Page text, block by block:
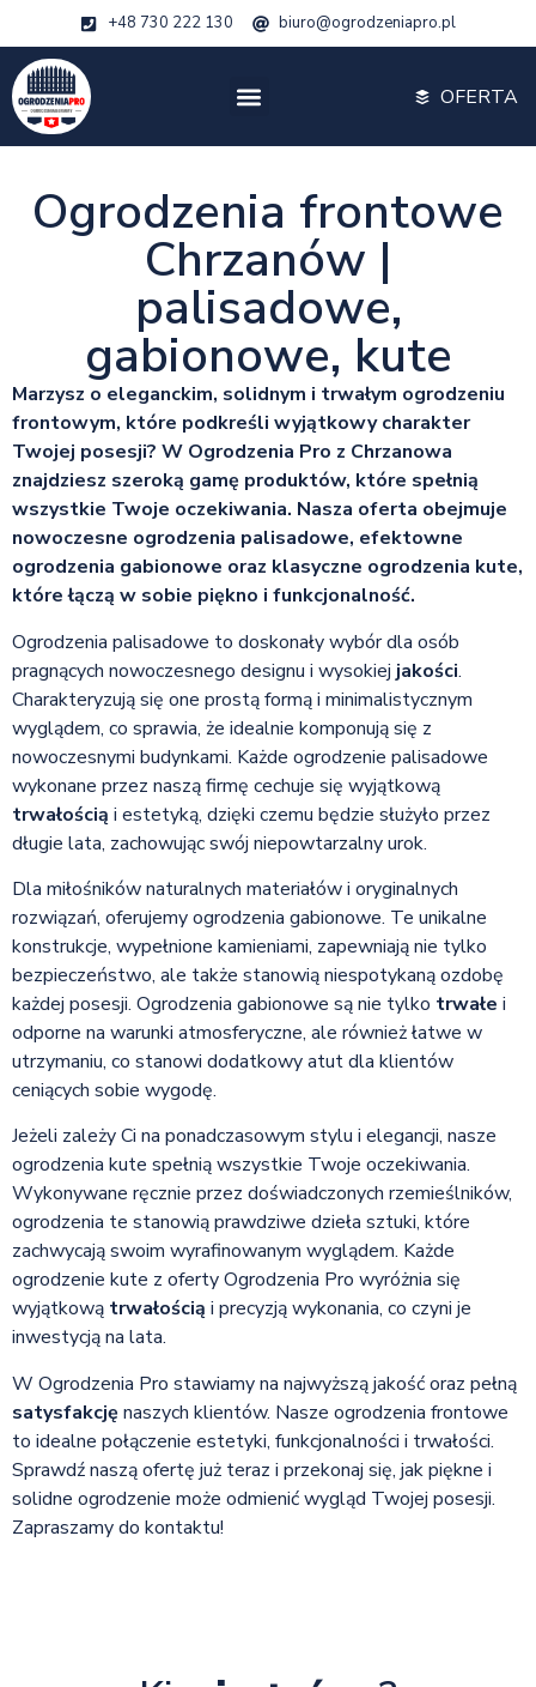
+48 730 222 130 biuro@ogrodzeniapro.pl
OFERTA
Ogrodzenia frontowe
Chrzanów |
palisadowe,
gabionowe, kute
Marzysz o eleganckim, solidnym i trwałym ogrodzeniu
frontowym, które podkreśli wyjątkowy charakter
Twojej posesji? W Ogrodzenia Pro z Chrzanowa
znajdziesz szeroką gamę produktów, które spełnią
wszystkie Twoje oczekiwania. Nasza oferta obejmuje
nowoczesne ogrodzenia palisadowe, efektowne
ogrodzenia gabionowe oraz klasyczne ogrodzenia kute,
które łączą w sobie piękno i funkcjonalność.
Ogrodzenia palisadowe to doskonały wybór dla osób
pragnących nowoczesnego designu i wysokiej jakości.
Charakteryzują się one prostą formą i minimalistycznym
wyglądem, co sprawia, że idealnie komponują się z
nowoczesnymi budynkami. Każde ogrodzenie palisadowe
wykonane przez naszą firmę cechuje się wyjątkową
trwałością i estetyką, dzięki czemu będzie służyło przez
długie lata, zachowując swój niepowtarzalny urok.
Dla miłośników naturalnych materiałów i oryginalnych
rozwiązań, oferujemy ogrodzenia gabionowe. Te unikalne
konstrukcje, wypełnione kamieniami, zapewniają nie tylko
bezpieczeństwo, ale także stanowią niespotykaną ozdobę
każdej posesji. Ogrodzenia gabionowe są nie tylko trwałe i
odporne na warunki atmosferyczne, ale również łatwe w
utrzymaniu, co stanowi dodatkowy atut dla klientów
ceniących sobie wygodę.
Jeżeli zależy Ci na ponadczasowym stylu i elegancji, nasze
ogrodzenia kute spełnią wszystkie Twoje oczekiwania.
Wykonywane ręcznie przez doświadczonych rzemieślników,
ogrodzenia te stanowią prawdziwe dzieła sztuki, które
zachwycają swoim wyrafinowanym wyglądem. Każde
ogrodzenie kute z oferty Ogrodzenia Pro wyróżnia się
wyjątkową trwałością i precyzją wykonania, co czyni je
inwestycją na lata.
W Ogrodzenia Pro stawiamy na najwyższą jakość oraz pełną
satysfakcję naszych klientów. Nasze ogrodzenia frontowe
to idealne połączenie estetyki, funkcjonalności i trwałości.
Sprawdź naszą ofertę już teraz i przekonaj się, jak piękne i
solidne ogrodzenie może odmienić wygląd Twojej posesji.
Zapraszamy do kontaktu!